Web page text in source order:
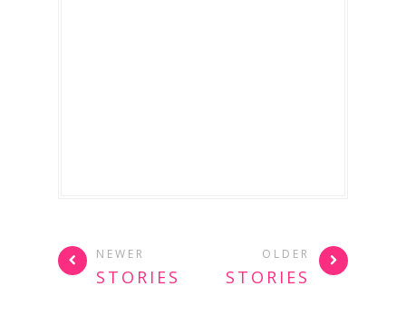
NEWER
STORIES
OLDER
STORIES